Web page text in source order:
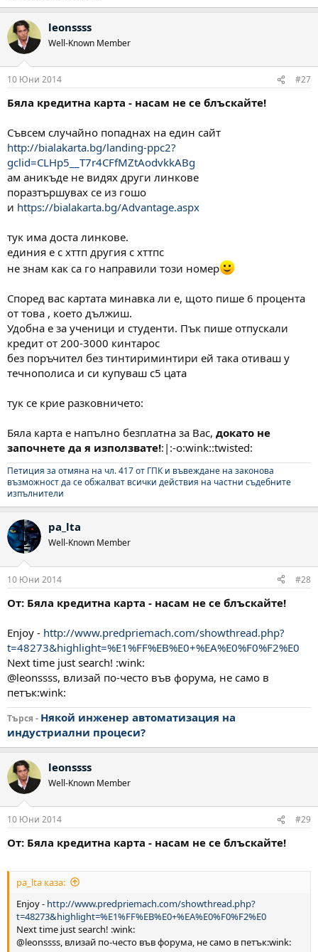
а това с бялата карта ако затънещ няма изъмкване всяка
година и нещо дублира това което дължиш
leonssss
Well-Known Member
10 Юни 2014 #27
Бяла кредитна карта - насам не се блъскайте!
Съвсем случайно попаднах на един сайт
http://bialakarta.bg/landing-ppc2?
gclid=CLHp5__T7r4CFfMZtAodvkkABg
ам аникъде не видях други линкове
поразтършувах се из гошо
и https://bialakarta.bg/Advantage.aspx
тук има доста линкове.
единия е с хттп другия с хттпс
не знам как са го направили този номер
Според вас картата минавка ли е, щото пише 6 процента
от това , което дължиш.
Удобна е за ученици и студенти. Пък пише отпускали
кредит от 200-3000 кинтарос
без поръчител без тинтириминтири ей така отиваш у
течнополиса и си купуваш с5 цата
тук се крие разковничето:
Бяла карта е напълно безплатна за Вас, докато не
започнете да я използвате!:|:-o:wink::twisted:
Петиция за отмяна на чл. 417 от ГПК и въвеждане на законова
възможност да се обжалват всички действия на частни съдебните
изпълнители
pa_lta
Well-Known Member
10 Юни 2014 #28
От: Бяла кредитна карта - насам не се блъскайте!
Enjoy - http://www.predpriemach.com/showthread.php?
t=48273&highlight=%E1%FF%EB%E0+%EA%E0%F0%F2%E0
Next time just search! :wink:
@leonssss, влизай по-често във форума, не само в
петък:wink:
Търся - Някой инженер автоматизация на
индустриални процеси?
leonssss
Well-Known Member
10 Юни 2014 #29
От: Бяла кредитна карта - насам не се блъскайте!
pa_lta каза:
Enjoy - http://www.predpriemach.com/showthread.php?
t=48273&highlight=%E1%FF%EB%E0+%EA%E0%F0%F2%E0
Next time just search! :wink:
@leonssss, влизай по-често във форума, не само в петък:wink: